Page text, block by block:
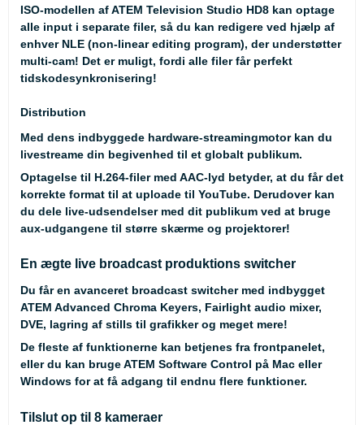
ISO-modellen af ATEM Television Studio HD8 kan optage
alle input i separate filer, så du kan redigere ved hjælp af
enhver NLE (non-linear editing program), der understøtter
multi-cam! Det er muligt, fordi alle filer får perfekt
tidskodesynkronisering!
Distribution
Med dens indbyggede hardware-streamingmotor kan du
livestreame din begivenhed til et globalt publikum.
Optagelse til H.264-filer med AAC-lyd betyder, at du får det
korrekte format til at uploade til YouTube. Derudover kan
du dele live-udsendelser med dit publikum ved at bruge
aux-udgangene til større skærme og projektorer!
En ægte live broadcast produktions switcher
Du får en avanceret broadcast switcher med indbygget
ATEM Advanced Chroma Keyers, Fairlight audio mixer,
DVE, lagring af stills til grafikker og meget mere!
De fleste af funktionerne kan betjenes fra frontpanelet,
eller du kan bruge ATEM Software Control på Mac eller
Windows for at få adgang til endnu flere funktioner.
Tilslut op til 8 kameraer